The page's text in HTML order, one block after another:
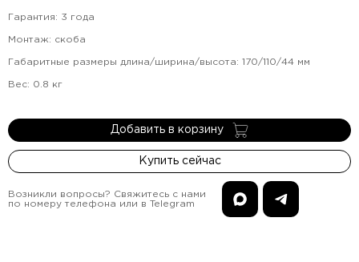
Гарантия: 3 года
Монтаж: скоба
Габаритные размеры длина/ширина/высота: 170/110/44 мм
Вес: 0.8 кг
Добавить в корзину
Купить сейчас
Возникли вопросы? Свяжитесь с нами
по номеру телефона или в Telegram